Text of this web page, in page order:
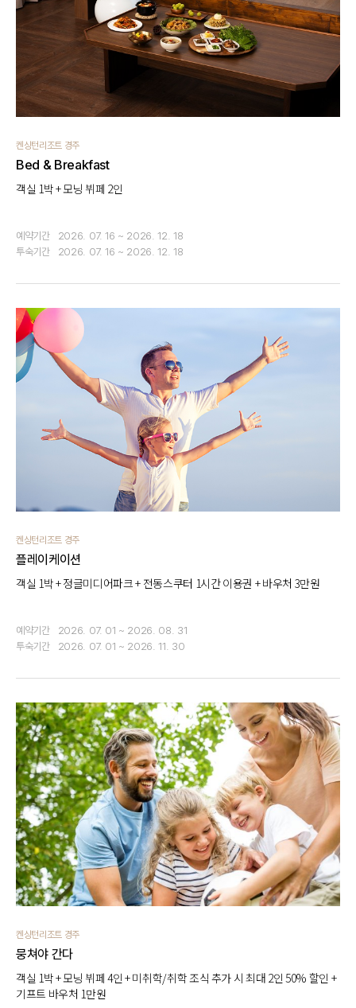
켄싱턴리조트 경주
Bed & Breakfast
객실 1박 + 모닝 뷔페 2인
예약기간
2026. 07. 16 ~ 2026. 12. 18
투숙기간
2026. 07. 16 ~ 2026. 12. 18
켄싱턴리조트 경주
플레이케이션
객실 1박 + 정글미디어파크 + 전동스쿠터 1시간 이용권 + 바우처 3만원
예약기간
2026. 07. 01 ~ 2026. 08. 31
투숙기간
2026. 07. 01 ~ 2026. 11. 30
켄싱턴리조트 경주
뭉쳐야 간다
객실 1박 + 모닝 뷔페 4인 + 미취학/취학 조식 추가 시 최대 2인 50% 할인 +
기프트 바우처 1만원